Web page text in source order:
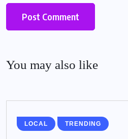
You may also like
LOCAL TRENDING